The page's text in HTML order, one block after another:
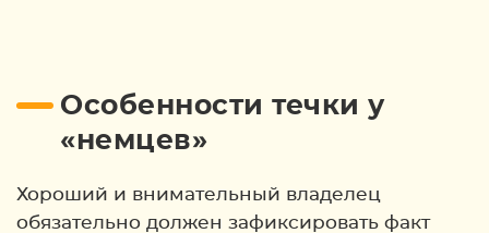
Особенности течки у
«немцев»
Хороший и внимательный владелец
обязательно должен зафиксировать факт